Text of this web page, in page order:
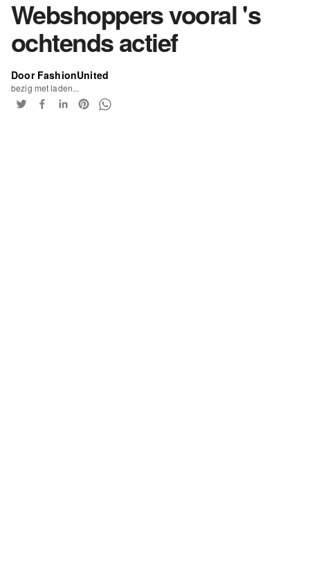
Webshoppers vooral 's
ochtends actief
Door FashionUnited
bezig met laden...